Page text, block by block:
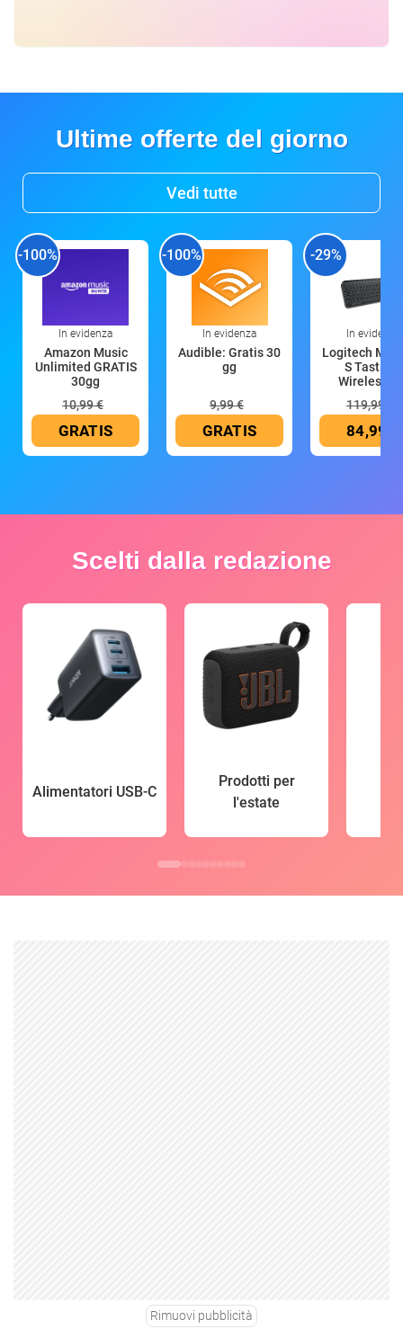
Ultime offerte del giorno
Vedi tutte
-100%
In evidenza
Amazon Music
Unlimited GRATIS
30gg
10,99 €
GRATIS
-100%
In evidenza
Audible: Gratis 30
gg
9,99 €
GRATIS
-29%
In evidenza
Logitech MX
S Tastiera
Wireless
119,99 €
84,99 €
Scelti dalla redazione
Alimentatori USB-C
Prodotti per
l'estate
Rimuovi pubblicità